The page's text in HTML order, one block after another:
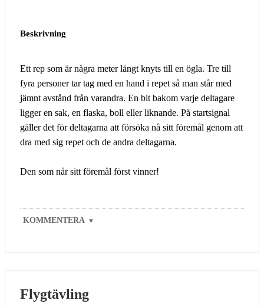
Beskrivning
Ett rep som är några meter långt knyts till en ögla. Tre till
fyra personer tar tag med en hand i repet så man står med
jämnt avstånd från varandra. En bit bakom varje deltagare
ligger en sak, en flaska, boll eller liknande. På startsignal
gäller det för deltagarna att försöka nå sitt föremål genom att
dra med sig repet och de andra deltagarna.
Den som når sitt föremål först vinner!
KOMMENTERA ▼
Flygtävling